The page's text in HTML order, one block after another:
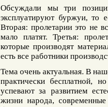
Обсуждали мы три
эксплуатируют буржуи, то
Вторая: пролетарии это не
мало платят. Третья:
которые производят
есть все работники
Тема очень актуальная. В
практически бесплатной,
успевают за развитием
жизни народа,